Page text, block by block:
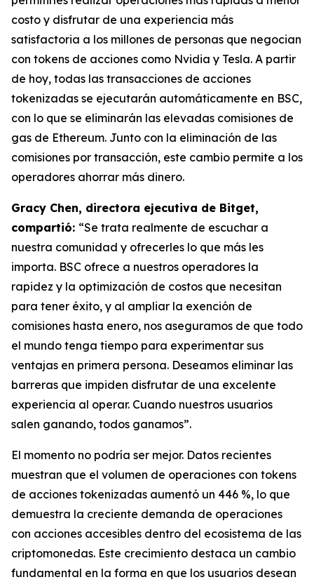
costo y disfrutar de una experiencia más
satisfactoria a los millones de personas que negocian
con tokens de acciones como Nvidia y Tesla. A partir
de hoy, todas las transacciones de acciones
tokenizadas se ejecutarán automáticamente en BSC,
con lo que se eliminarán las elevadas comisiones de
gas de Ethereum. Junto con la eliminación de las
comisiones por transacción, este cambio permite a los
operadores ahorrar más dinero.
Gracy Chen, directora ejecutiva de Bitget,
compartió: “Se trata realmente de escuchar a
nuestra comunidad y ofrecerles lo que más les
importa. BSC ofrece a nuestros operadores la
rapidez y la optimización de costos que necesitan
para tener éxito, y al ampliar la exención de
comisiones hasta enero, nos aseguramos de que todo
el mundo tenga tiempo para experimentar sus
ventajas en primera persona. Deseamos eliminar las
barreras que impiden disfrutar de una excelente
experiencia al operar. Cuando nuestros usuarios
salen ganando, todos ganamos”.
El momento no podría ser mejor. Datos recientes
muestran que el volumen de operaciones con tokens
de acciones tokenizadas aumentó un 446 %, lo que
demuestra la creciente demanda de operaciones
con acciones accesibles dentro del ecosistema de las
criptomonedas. Este crecimiento destaca un cambio
fundamental en la forma en que los usuarios desean